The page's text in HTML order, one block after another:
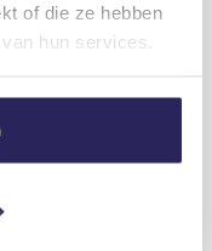
of die ze hebben
hun services.